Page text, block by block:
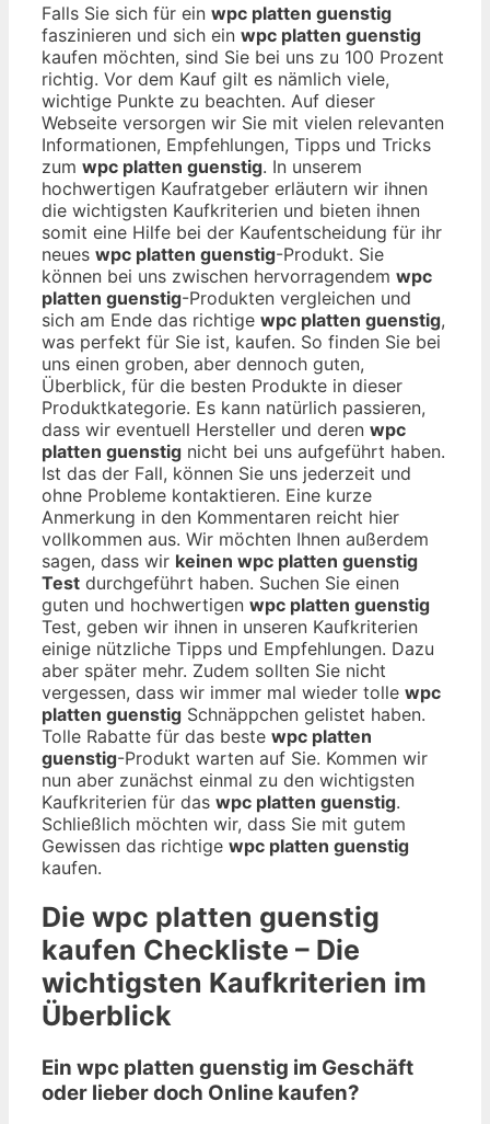
Falls Sie sich für ein wpc platten guenstig
faszinieren und sich ein wpc platten guenstig
kaufen möchten, sind Sie bei uns zu 100 Prozent
richtig. Vor dem Kauf gilt es nämlich viele,
wichtige Punkte zu beachten. Auf dieser
Webseite versorgen wir Sie mit vielen relevanten
Informationen, Empfehlungen, Tipps und Tricks
zum wpc platten guenstig. In unserem
hochwertigen Kaufratgeber erläutern wir ihnen
die wichtigsten Kaufkriterien und bieten ihnen
somit eine Hilfe bei der Kaufentscheidung für ihr
neues wpc platten guenstig-Produkt. Sie
können bei uns zwischen hervorragendem wpc
platten guenstig-Produkten vergleichen und
sich am Ende das richtige wpc platten guenstig,
was perfekt für Sie ist, kaufen. So finden Sie bei
uns einen groben, aber dennoch guten,
Überblick, für die besten Produkte in dieser
Produktkategorie. Es kann natürlich passieren,
dass wir eventuell Hersteller und deren wpc
platten guenstig nicht bei uns aufgeführt haben.
Ist das der Fall, können Sie uns jederzeit und
ohne Probleme kontaktieren. Eine kurze
Anmerkung in den Kommentaren reicht hier
vollkommen aus. Wir möchten Ihnen außerdem
sagen, dass wir keinen wpc platten guenstig
Test durchgeführt haben. Suchen Sie einen
guten und hochwertigen wpc platten guenstig
Test, geben wir ihnen in unseren Kaufkriterien
einige nützliche Tipps und Empfehlungen. Dazu
aber später mehr. Zudem sollten Sie nicht
vergessen, dass wir immer mal wieder tolle wpc
platten guenstig Schnäppchen gelistet haben.
Tolle Rabatte für das beste wpc platten
guenstig-Produkt warten auf Sie. Kommen wir
nun aber zunächst einmal zu den wichtigsten
Kaufkriterien für das wpc platten guenstig.
Schließlich möchten wir, dass Sie mit gutem
Gewissen das richtige wpc platten guenstig
kaufen.
Die wpc platten guenstig
kaufen Checkliste – Die
wichtigsten Kaufkriterien im
Überblick
Ein wpc platten guenstig im Geschäft
oder lieber doch Online kaufen?